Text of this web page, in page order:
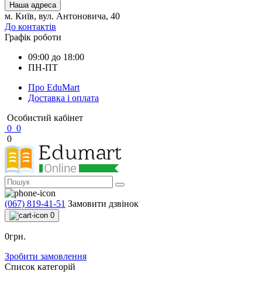
Наша адреса
м. Київ, вул. Антоновича, 40
До контактів
Графік роботи
09:00 до 18:00
ПН-ПТ
Про EduMart
Доставка і оплата
Особистий кабінет
0 0
0
(067) 819-41-51 Замовити дзвінок
0
0грн.
Зробити замовлення
Список категорій